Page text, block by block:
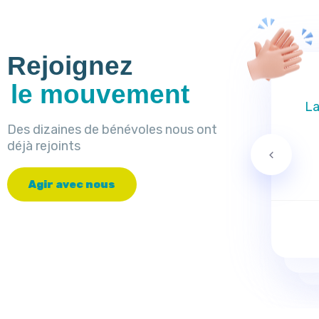
Rejoignez
le mouvement
Des dizaines de bénévoles nous ont
déjà rejoints
Agir avec nous